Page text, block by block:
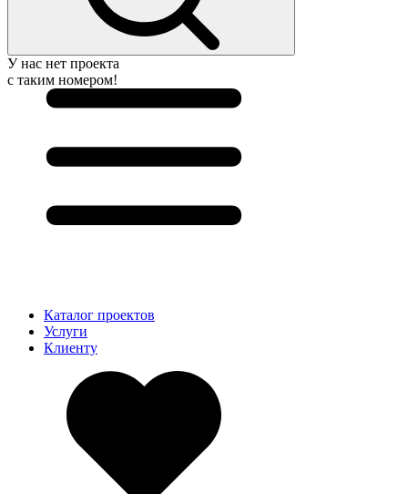
У нас нет проекта
с таким номером!
Каталог проектов
Услуги
Клиенту